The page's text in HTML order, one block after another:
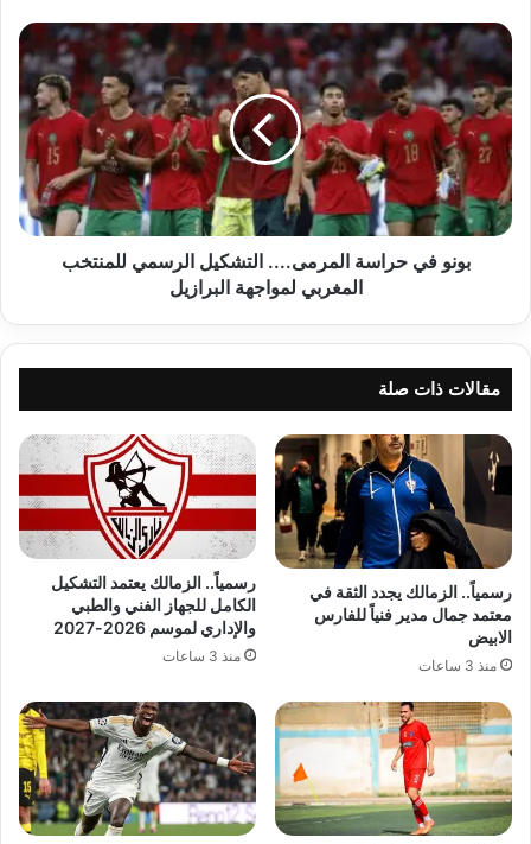
بونو
في
حراسة
المرمى....
التشكيل
الرسمي
للمنتخب
المغربي
لمواجهة
البرازيلبونو في حراسة المرمى.... التشكيل الرسمي للمنتخب
المغربي لمواجهة البرازيل
مقالات ذات صلة
رسمياً.. الزمالك يجدد الثقة في
معتمد جمال مدير فنياً للفارس
الابيض
منذ 3 ساعات
رسمياً.. الزمالك يعتمد التشكيل
الكامل للجهاز الفني والطبي
والإداري لموسم 2026-2027
منذ 3 ساعات